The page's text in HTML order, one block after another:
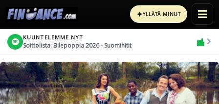
✦YLLÄTÄ MINUT
KUUNTELEMME NYT
Soittolista: Bilepoppia 2026 - Suomihitit